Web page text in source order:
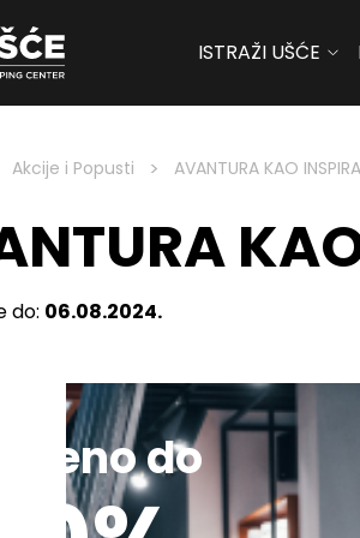
ISTRAŽI UŠĆE
Akcije i Popusti > AVANTURA KAO
do: 06.08.2024.
do